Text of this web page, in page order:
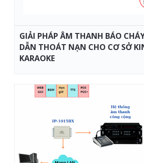
GIẢI PHÁP ÂM THANH BÁO
DẪN THOÁT NẠN CHO CƠ SỞ
KARAOKE